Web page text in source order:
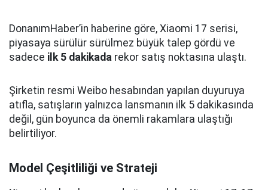
DonanımHaber’in haberine göre, Xiaomi 17 serisi,
piyasaya sürülür sürülmez büyük talep gördü ve
sadece ilk 5 dakikada rekor satış noktasına ulaştı.
Şirketin resmi Weibo hesabından yapılan duyuruya
atıfla, satışların yalnızca lansmanın ilk 5 dakikasında
değil, gün boyunca da önemli rakamlara ulaştığı
belirtiliyor.
Model Çeşitliliği ve Strateji